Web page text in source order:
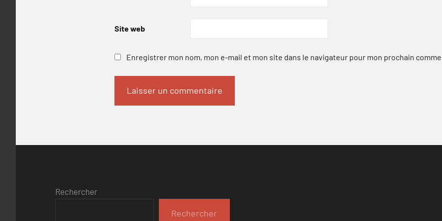
Site web
Enregistrer mon nom, mon e-mail et mon site dans le navigateur pour mon prochain
Rechercher
Rechercher